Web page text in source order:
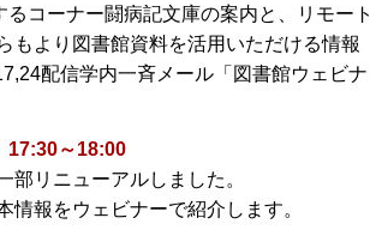
コーナー闘病記文庫の案内と、リモート
もより図書館資料を活用いただける情報
配信学内一斉メール「図書館ウェビナ
17:30～18:00
リニューアルしました。
報をウェビナーで紹介します。